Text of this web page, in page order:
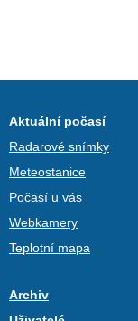
Aktuální počasí
Radarové snímky
Meteostanice
Počasí u vás
Webkamery
Teplotní mapa
Archiv